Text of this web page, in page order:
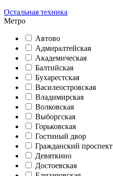
Остальная техника
Метро
Автово
Адмиралтейская
Академическая
Балтийская
Бухарестская
Василеостровская
Владимирская
Волковская
Выборгская
Горьковская
Гостиный двор
Гражданский проспект
Девяткино
Достоевская